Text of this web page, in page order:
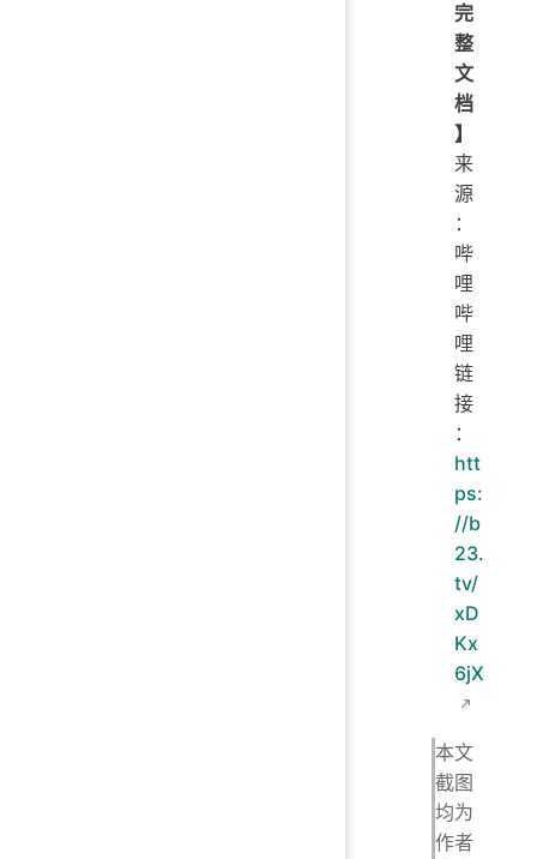
完
整
文
档
】
来
源
：
哔
哩
哔
哩
链
接
：
htt
ps:
//b
23.
tv/
xD
Kx
6jX
本文
截图
均为
作者